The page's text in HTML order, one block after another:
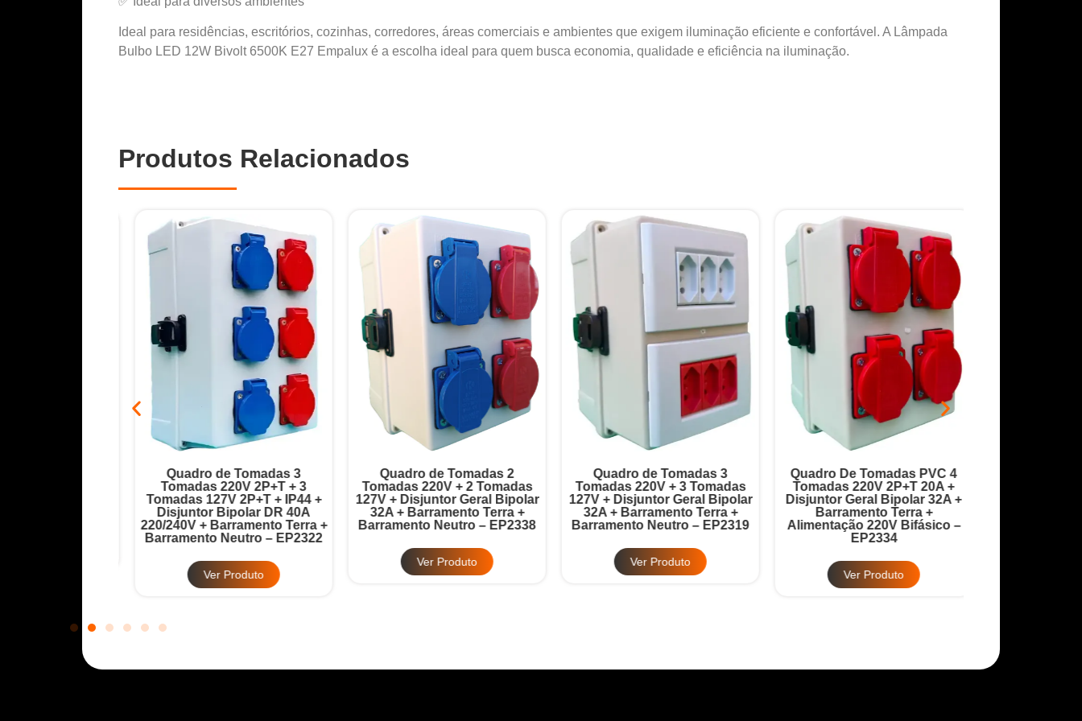
Ideal para residências, escritórios, cozinhas, corredores, áreas comerciais e ambientes que exigem iluminação eficiente e confortável. A Lâmpada
Bulbo LED 12W Bivolt 6500K E27 Empalux é a escolha ideal para quem busca economia, qualidade e eficiência na iluminação.
Produtos Relacionados
Quadro de Tomadas 3
Tomadas 220V 2P+T + 3
Tomadas 127V 2P+T + IP44 +
Disjuntor Bipolar DR 40A
220/240V + Barramento Terra +
Barramento Neutro – EP2322
Ver Produto
Quadro de Tomadas 2
Tomadas 220V + 2 Tomadas
127V + Disjuntor Geral Bipolar
32A + Barramento Terra +
Barramento Neutro – EP2338
Ver Produto
Quadro de Tomadas 3
Tomadas 220V + 3 Tomadas
127V + Disjuntor Geral Bipolar
32A + Barramento Terra +
Barramento Neutro – EP2319
Ver Produto
Quadro De Tomadas PVC 4
Tomadas 220V 2P+T 20A +
Disjuntor Geral Bipolar 32A +
Barramento Terra +
Alimentação 220V Bifásico –
EP2334
Ver Produto